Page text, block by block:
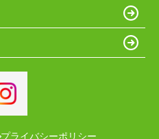
プライバシーポリシー